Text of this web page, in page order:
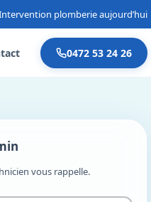
plomberie aujourd’hui
0472 53 24 26
vous rappelle.